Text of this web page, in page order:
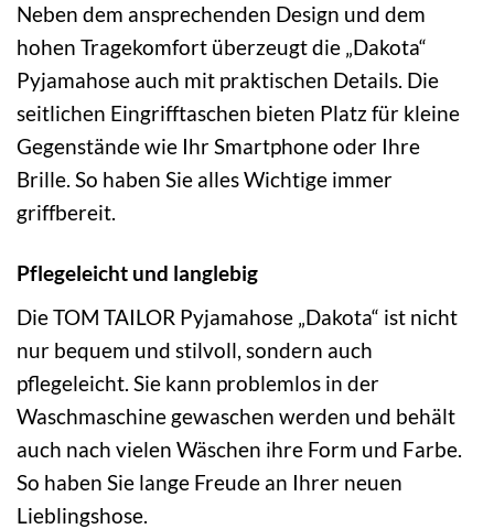
Neben dem ansprechenden Design und dem
hohen Tragekomfort überzeugt die „Dakota“
Pyjamahose auch mit praktischen Details. Die
seitlichen Eingrifftaschen bieten Platz für kleine
Gegenstände wie Ihr Smartphone oder Ihre
Brille. So haben Sie alles Wichtige immer
griffbereit.
Pflegeleicht und langlebig
Die TOM TAILOR Pyjamahose „Dakota“ ist nicht
nur bequem und stilvoll, sondern auch
pflegeleicht. Sie kann problemlos in der
Waschmaschine gewaschen werden und behält
auch nach vielen Wäschen ihre Form und Farbe.
So haben Sie lange Freude an Ihrer neuen
Lieblingshose.